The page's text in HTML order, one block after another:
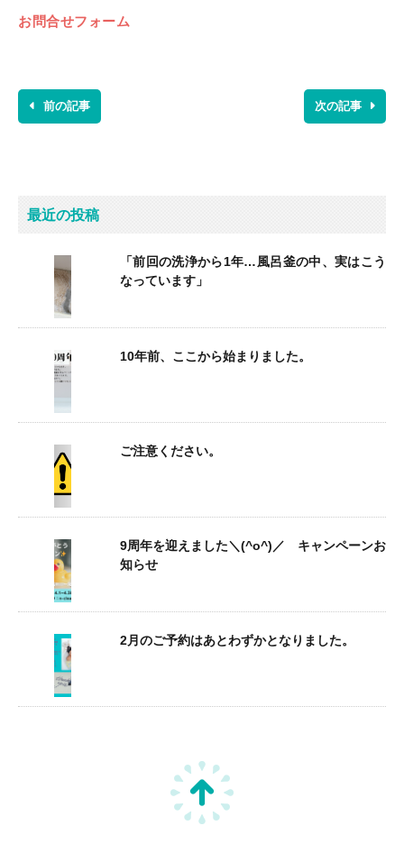
お問合せフォーム
前の記事 次の記事
最近の投稿
「前回の洗浄から1年…風呂釜の中、実はこう
なっています」
10年前、ここから始まりました。
ご注意ください。
9周年を迎えました＼(^o^)／ キャンペーンお
知らせ
2月のご予約はあとわずかとなりました。